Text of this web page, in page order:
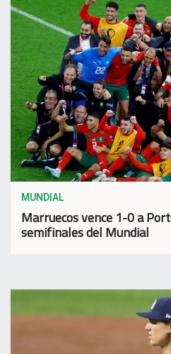
MUNDIAL
Marruecos vence 1-0 a
semifinales del Mundial